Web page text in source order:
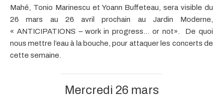
Mahé, Tonio Marinescu et Yoann Buffeteau, sera visible du
26 mars au 26 avril prochain au Jardin Moderne,
« ANTICIPATIONS – work in progress… or not». De quoi
nous mettre l’eau à la bouche, pour attaquer les concerts de
cette semaine.
Mercredi 26 mars